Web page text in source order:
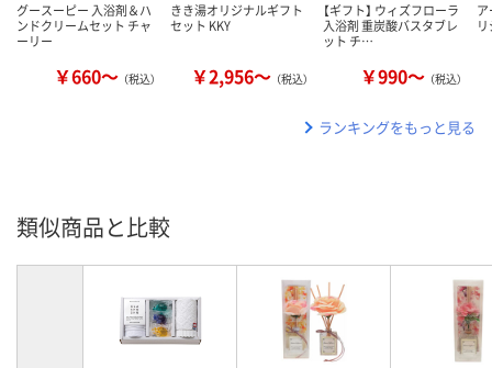
グースーピー 入浴剤＆ハ
ンドクリームセット チャ
ーリー
￥660～ （税込）
きき湯オリジナルギフト
セット KKY
￥2,956～ （税込）
【ギフト】 ウィズフローラ
入浴剤 重炭酸バスタブレ
ット チ…
￥990～ （税込）
ランキングをもっと見る
類似商品と比較